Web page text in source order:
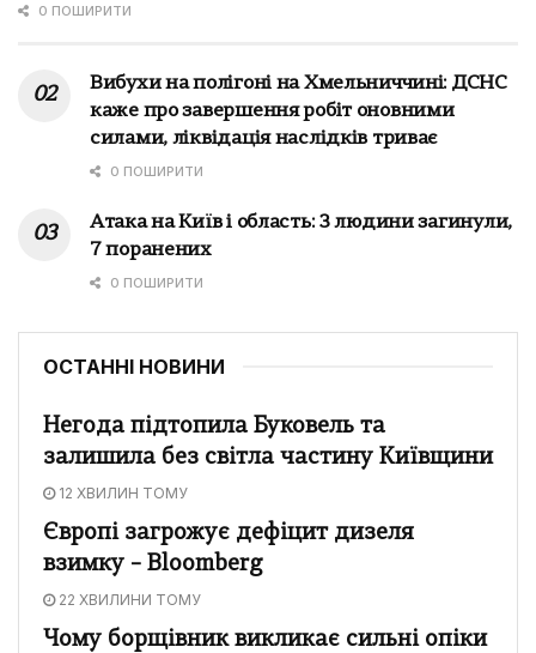
0 ПОШИРИТИ
Вибухи на полігоні на Хмельниччині: ДСНС
каже про завершення робіт оновними
силами, ліквідація наслідків триває
0 ПОШИРИТИ
Атака на Київ і область: 3 людини загинули,
7 поранених
0 ПОШИРИТИ
ОСТАННІ НОВИНИ
Негода підтопила Буковель та
залишила без світла частину Київщини
12 ХВИЛИН ТОМУ
Європі загрожує дефіцит дизеля
взимку – Bloomberg
22 ХВИЛИНИ ТОМУ
Чому борщівник викликає сильні опіки